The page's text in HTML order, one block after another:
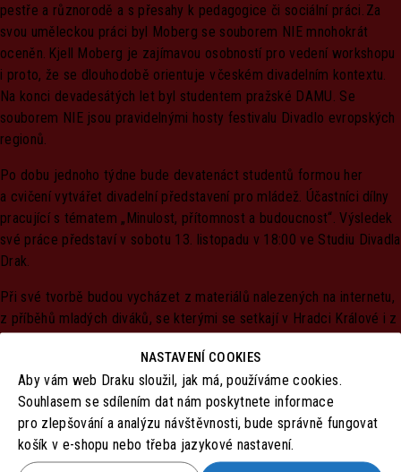
NASTAVENÍ COOKIES
Aby vám web Draku sloužil, jak má, používáme cookies.
Souhlasem se sdílením dat nám poskytnete informace
pro zlepšování a analýzu návštěvnosti, bude správně fungovat
košík v e-shopu nebo třeba jazykové nastavení.
pestře a různorodě a s přesahy k pedagogice či sociální práci. Za
svou uměleckou práci byl Moberg se souborem NIE mnohokrát
oceněn. Kjell Moberg je zajímavou osobností pro vedení workshopu
i proto, že se dlouhodobě orientuje v českém divadelním kontextu.
Na konci devadesátých let byl studentem pražské DAMU. Se
souborem NIE jsou pravidelnými hosty festivalu Divadlo evropských
regionů.
Po dobu jednoho týdne bude devatenáct studentů formou her
a cvičení vytvářet divadelní představení pro mládež. Účastníci dílny
pracující s tématem „Minulost, přítomnost a budoucnost“. Výsledek
své práce představí v sobotu 13. listopadu v 18:00 ve Studiu Divadla
Drak.
Při své tvorbě budou vycházet z materiálů nalezených na internetu,
z příběhů mladých diváků, se kterými se setkají v Hradci Králové i z
historicko-životopisných zdrojů. Výstup je určen primárně pro
diváky ve věku 14 až 15 let.
Přijměte pozvání do divadla, kde spolu zažijeme legrační,
znepokojující a krásné chvíle.